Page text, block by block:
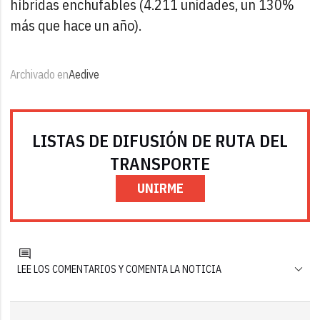
híbridas enchufables (4.211 unidades, un 130%
más que hace un año).
Archivado enAedive
LISTAS DE DIFUSIÓN DE RUTA DEL
TRANSPORTE
UNIRME
LEE LOS COMENTARIOS Y COMENTA LA NOTICIA